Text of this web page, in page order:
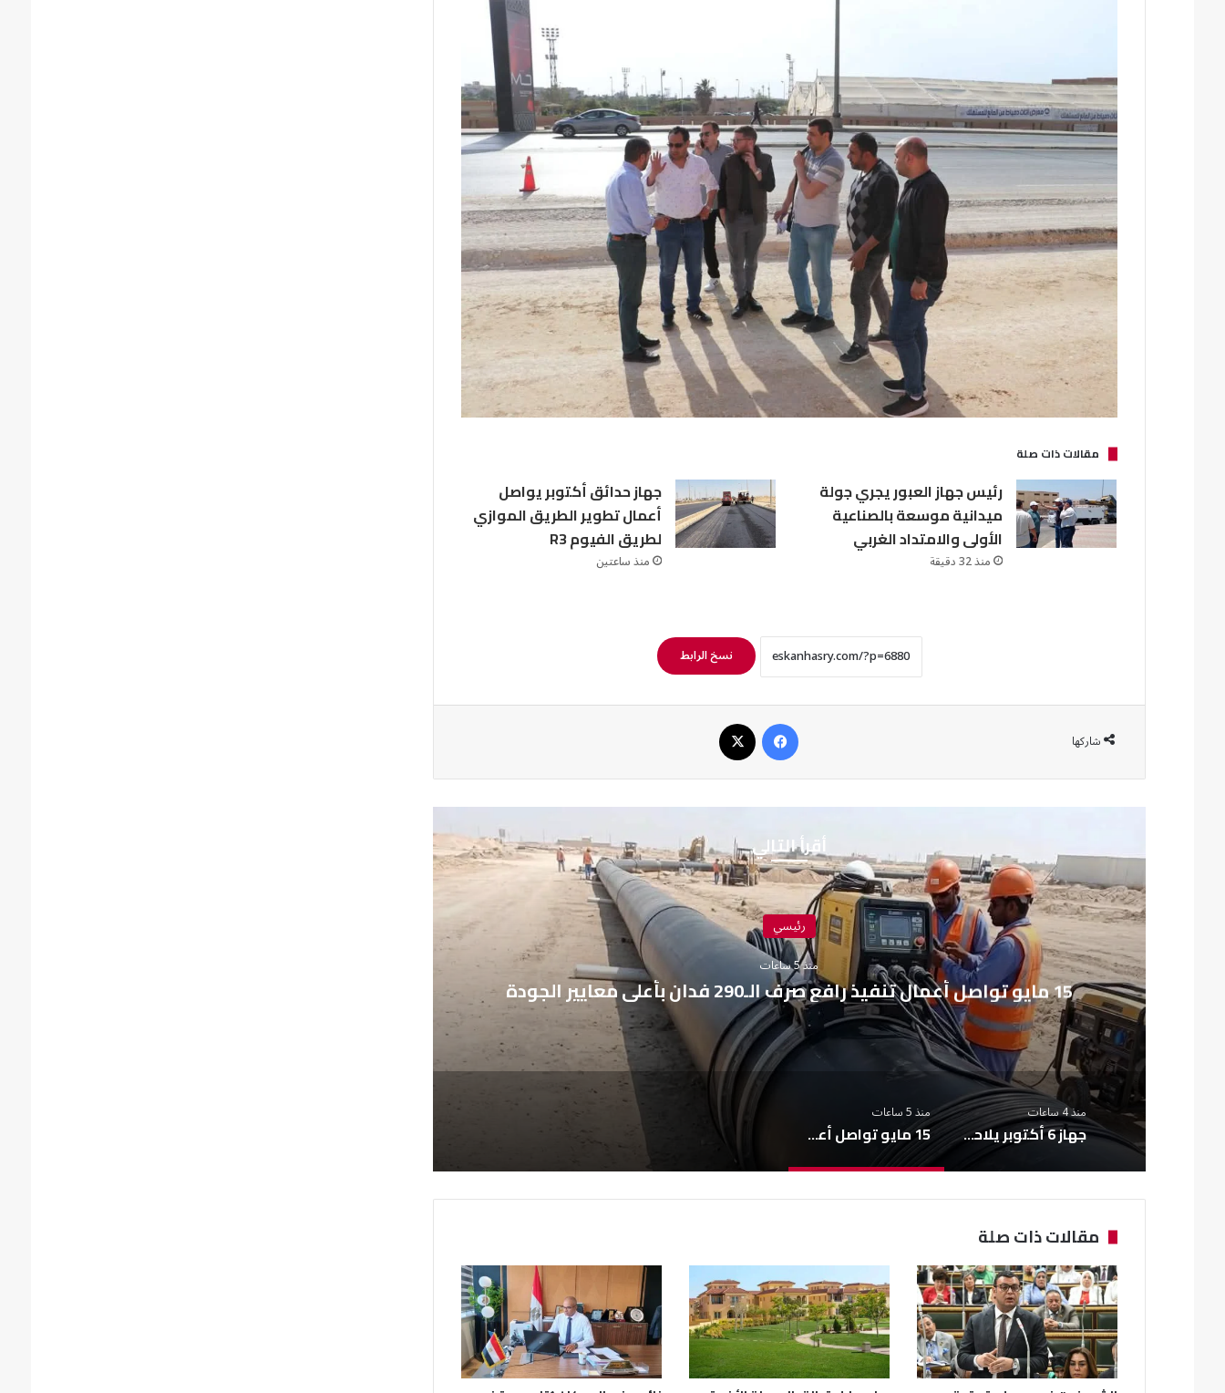
مقالات ذات صلة
رئيس جهاز العبور يجري جولة
ميدانية موسعة بالصناعية
الأولى والامتداد الغربي
منذ 32 دقيقة
جهاز حدائق أكتوبر يواصل
أعمال تطوير الطريق الموازي
لطريق الفيوم R3
منذ ساعتين
نسخ الرابط
شاركها
أقرأ التالي
رئيسي
منذ 5 ساعات
15 مايو تواصل أعمال تنفيذ رافع صرف الـ290 فدان بأعلى معايير الجودة
منذ 4 ساعات
جهاز 6 أكتوبر يلاحق الإشغالات بالقطاع الشرقي بحملات مفاجئة
منذ 5 ساعات
15 مايو تواصل أعمال تنفيذ رافع صرف الـ290 فدان بأعلى معايير الجودة
مقالات ذات صلة